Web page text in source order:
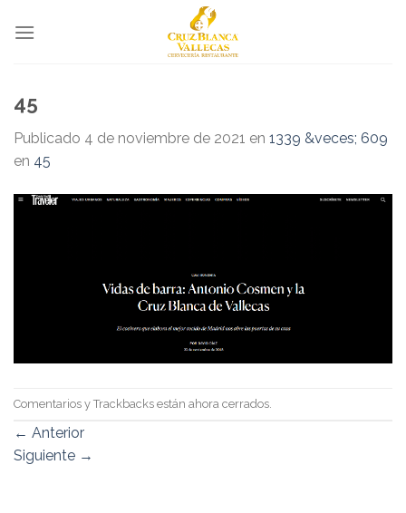
45
Publicado 4 de noviembre de 2021 en 1339 &veces; 609
en 45
Comentarios y Trackbacks están ahora cerrados.
← Anterior
Siguiente →